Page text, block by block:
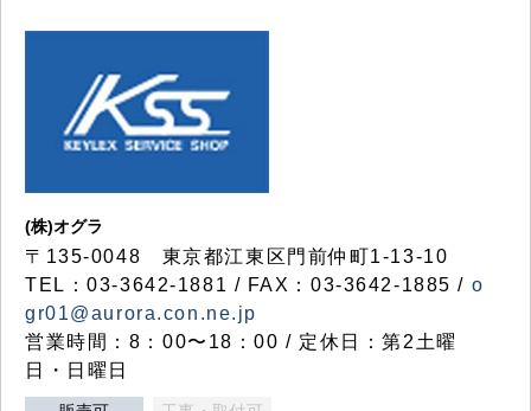
(株)オグラ
〒135-0048 東京都江東区門前仲町1-13-10
TEL：03-3642-1881 / FAX：03-3642-1885 / o
gr01@aurora.con.ne.jp
営業時間：8：00〜18：00 / 定休日：第2土曜
日・日曜日